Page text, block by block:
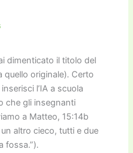
dimenticato il titolo del
originale). Certo
l’IA a scuola
che gli insegnanti
a Matteo, 15:14b
altro cieco, tutti e due
fossa.”).